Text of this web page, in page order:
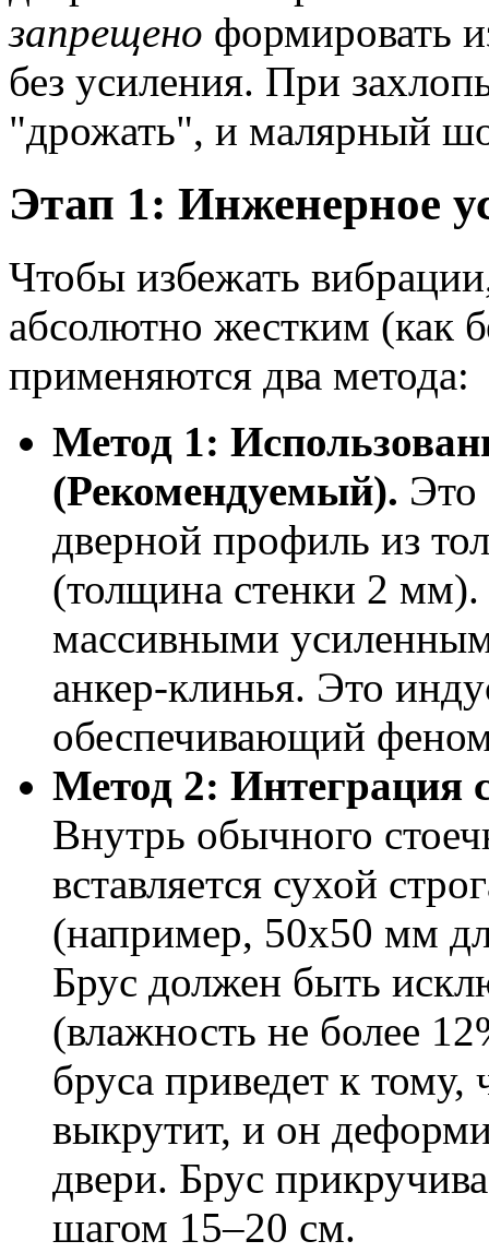
запрещено формировать
без усиления. При
"дрожать", и малярный
Этап 1: Инженерное
Чтобы избежать
абсолютно жестким (как
применяются два метода:
Метод 1:
(Рекомендуемый). Это
дверной профиль из
(толщина стенки 2
массивными
анкер-клинья. Это
обеспечивающий
Метод 2: Интеграция
Внутрь обычного
вставляется сухой
(например, 50х50 мм
Брус должен быть
(влажность не более
бруса приведет к
выкрутит, и он
двери. Брус
шагом 15–20 см.